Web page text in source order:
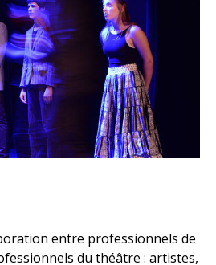
entre professionnels de
du théâtre : artistes,